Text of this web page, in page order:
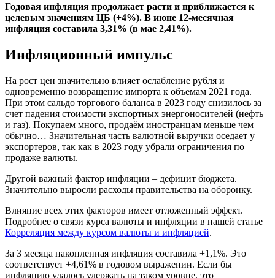
Годовая инфляция продолжает расти и приближается к
целевым значениям ЦБ (+4%). В июне 12-месячная
инфляция составила 3,31% (в мае 2,41%).
Инфляционный импульс
На рост цен значительно влияет ослабление рубля и
одновременно возвращение импорта к объемам 2021 года.
При этом сальдо торгового баланса в 2023 году снизилось за
счет падения стоимости экспортных энергоносителей (нефть
и газ). Покупаем много, продаём иностранцам меньше чем
обычно… Значительная часть валютной выручки оседает у
экспортеров, так как в 2023 году убрали ограничения по
продаже валюты.
Другой важный фактор инфляции – дефицит бюджета.
Значительно выросли расходы правительства на оборонку.
Влияние всех этих факторов имеет отложенный эффект.
Подробнее о связи курса валюты и инфляции в нашей статье
Корреляция между курсом валюты и инфляцией.
За 3 месяца накопленная инфляция составила +1,1%. Это
соответствует +4,61% в годовом выражении. Если бы
инфляцию удалось удержать на таком уровне, это